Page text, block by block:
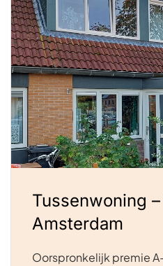
Tussenwoning –
Amsterdam
Oorspronkelijk premie